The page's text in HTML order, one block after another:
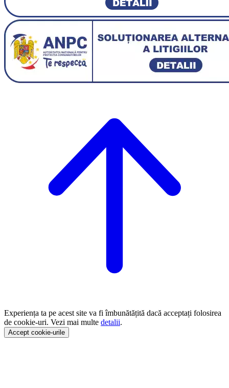
Experiența ta pe acest site va fi îmbunătățită dacă acceptați folosirea
de cookie-uri. Vezi mai multe detalii.
Accept cookie-urile